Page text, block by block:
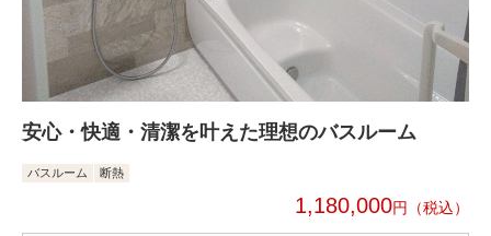
安心・快適・清潔を叶えた理想のバスルーム
バスルーム 断熱
1,180,000円